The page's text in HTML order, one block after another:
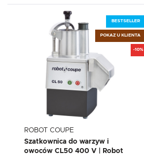
BESTSELLER
POKAZ U KLIENTA
-10%
ROBOT COUPE
Szatkownica do warzyw i
owoców CL50 400 V | Robot